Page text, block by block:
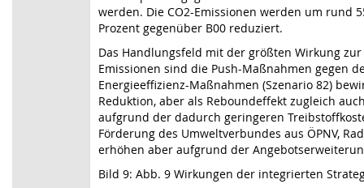
werden. Die CO2-Emissionen werden um rund
Prozent gegenüber B00 reduziert.
Das Handlungsfeld mit der größten Wirkung
Emissionen sind die Push-Maßnahmen gegen
Energieeffizienz-Maßnahmen (Szenario 82)
Reduktion, aber als Reboundeffekt zugleich
aufgrund der dadurch geringeren
Förderung des Umweltverbundes aus ÖPNV,
erhöhen aber aufgrund der
Bild 9: Abb. 9 Wirkungen der integrierten